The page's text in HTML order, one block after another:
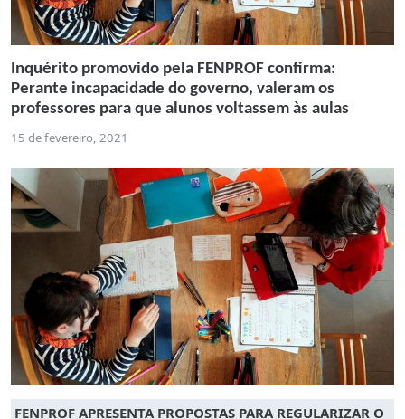
Inquérito promovido pela FENPROF confirma:
Perante incapacidade do governo, valeram os
professores para que alunos voltassem às aulas
15 de fevereiro, 2021
FENPROF APRESENTA PROPOSTAS PARA REGULARIZAR O